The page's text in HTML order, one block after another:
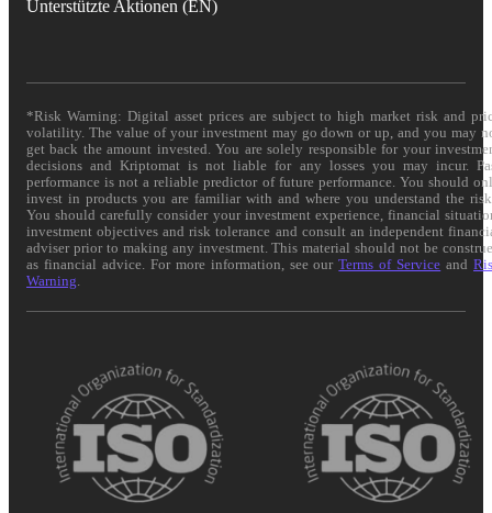
Unterstützte Aktionen (EN)
*Risk Warning: Digital asset prices are subject to high market risk and
volatility. The value of your investment may go down or up, and you may
get back the amount invested. You are solely responsible for your
decisions and Kriptomat is not liable for any losses you may incur.
performance is not a reliable predictor of future performance. You should
invest in products you are familiar with and where you understand the
You should carefully consider your investment experience, financial
investment objectives and risk tolerance and consult an independent
adviser prior to making any investment. This material should not be
as financial advice. For more information, see ourTerms of Service and
Warning.